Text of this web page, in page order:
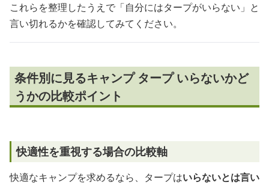
これらを整理したうえで「自分にはタープがいらない」と
言い切れるかを確認してみてください。
条件別に見るキャンプ タープ いらないかど
うかの比較ポイント
快適性を重視する場合の比較軸
快適なキャンプを求めるなら、タープはいらないとは言い